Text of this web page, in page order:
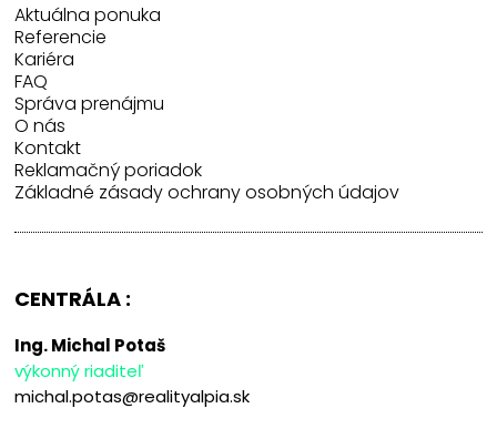
Aktuálna ponuka
Referencie
Kariéra
FAQ
Správa prenájmu
O nás
Kontakt
Reklamačný poriadok
Základné zásady ochrany osobných údajov
CENTRÁLA :
Ing. Michal Potaš
výkonný riaditeľ
michal.potas@realityalpia.sk